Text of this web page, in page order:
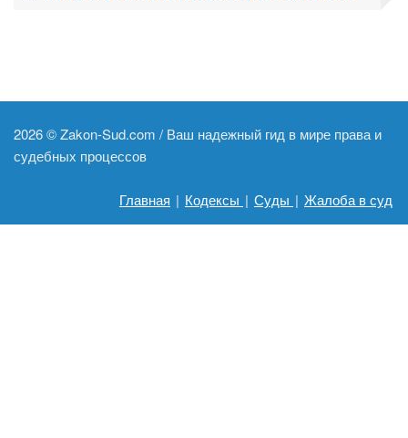
2026 ©Zakon-Sud.com / Ваш надежный гид в мире права и
судебных процессов
Главная | Кодексы | Суды | Жалоба в суд